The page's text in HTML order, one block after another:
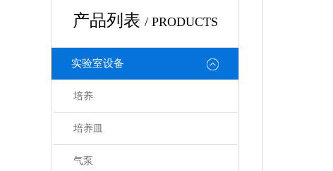
产品列表 / PRODUCTS
实验室设备
培养
培养皿
气泵